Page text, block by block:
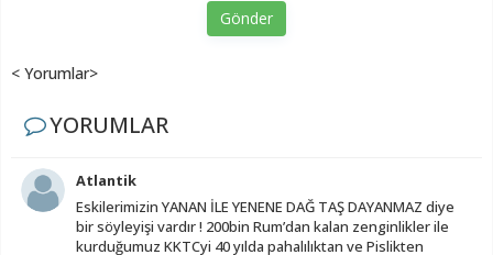
Gönder
< Yorumlar>
YORUMLAR
Atlantik
Eskilerimizin YANAN İLE YENENE DAĞ TAŞ DAYANMAZ diye
bir söyleyişi vardır ! 200bin Rum’dan kalan zenginlikler ile
kurduğumuz KKTCyi 40 yılda pahalılıktan ve Pislikten